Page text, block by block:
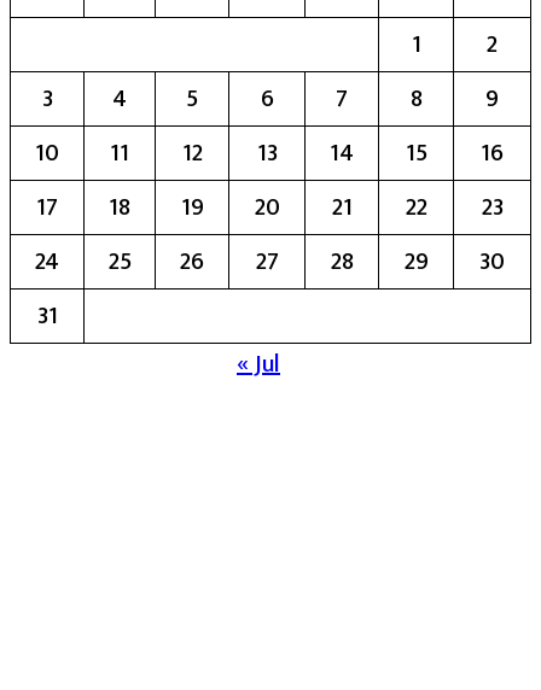
1
2
3
4 5 6 7 8
9
10
11 12 13 14 15
16
17
18 19 20 21 22
23
24
25 26 27 28 29
30
31
« Jul